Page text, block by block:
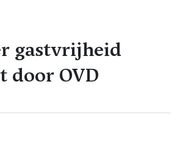
gastvrijheid
door OVD